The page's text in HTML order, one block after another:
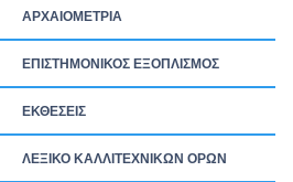
ΑΡΧΑΙΟΜΕΤΡΙΑ
ΕΠΙΣΤΗΜΟΝΙΚΟΣ ΕΞΟΠΛΙΣΜΟΣ
ΕΚΘΕΣΕΙΣ
ΛΕΞΙΚΟ ΚΑΛΛΙΤΕΧΝΙΚΩΝ ΟΡΩΝ